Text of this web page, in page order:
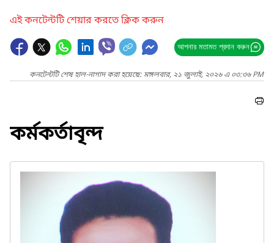
এই কনটেন্টটি শেয়ার করতে ক্লিক করুন
আপনার মতামত প্রদান করুন
কনটেন্টটি শেষ হাল-নাগাদ করা হয়েছে: মঙ্গলবার, ২১ জুলাই, ২০২৬ এ ০৩:৩৬ PM
কর্মকর্তাবৃন্দ